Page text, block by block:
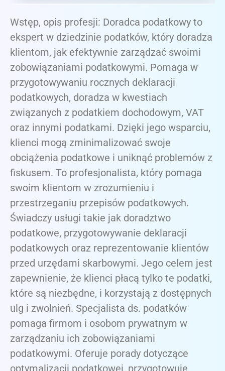
Wstęp, opis profesji: Doradca podatkowy to
ekspert w dziedzinie podatków, który doradza
klientom, jak efektywnie zarządzać swoimi
zobowiązaniami podatkowymi. Pomaga w
przygotowywaniu rocznych deklaracji
podatkowych, doradza w kwestiach
związanych z podatkiem dochodowym, VAT
oraz innymi podatkami. Dzięki jego wsparciu,
klienci mogą zminimalizować swoje
obciążenia podatkowe i uniknąć problemów z
fiskusem. To profesjonalista, który pomaga
swoim klientom w zrozumieniu i
przestrzeganiu przepisów podatkowych.
Świadczy usługi takie jak doradztwo
podatkowe, przygotowywanie deklaracji
podatkowych oraz reprezentowanie klientów
przed urzędami skarbowymi. Jego celem jest
zapewnienie, że klienci płacą tylko te podatki,
które są niezbędne, i korzystają z dostępnych
ulg i zwolnień. Specjalista ds. podatków
pomaga firmom i osobom prywatnym w
zarządzaniu ich zobowiązaniami
podatkowymi. Oferuje porady dotyczące